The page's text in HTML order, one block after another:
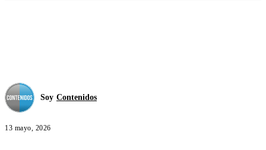
Soy Contenidos
13 mayo, 2026